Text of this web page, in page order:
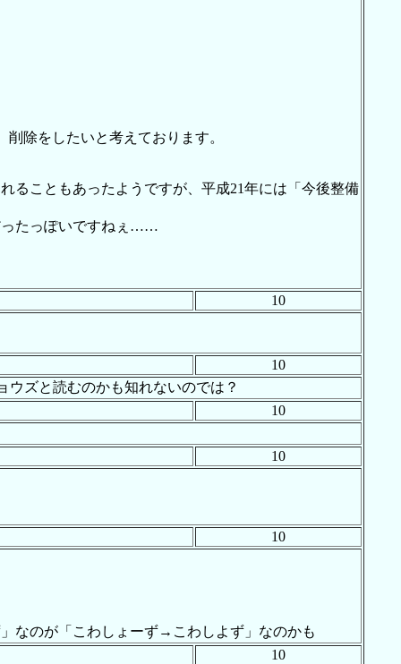
除をしたいと考えております。
ることもあったようですが、平成21年には「今後整備
ったっぽいですねぇ……
10
10
ズと読むのかも知れないのでは？
10
10
10
なのが「こわしょーず→こわしよず」なのかも
10